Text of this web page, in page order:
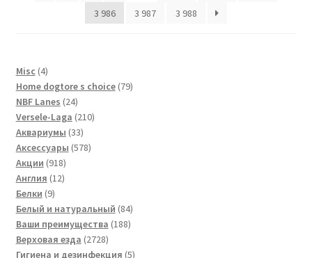
3 986
3 987 3 988
Misc 44
товара
Home dogtore s choice 7979
NBF Lanes 2424
товара
Versele-Laga 210210
Аквариумы 3333
товара
Аксессуары 578578
Акции 918918
товаров
Англия 1212
Белки 99
товаров
Белый и натуральный 8484
товара
Ваши преимущества 188188
Верховая езда 27282728
товаров
Гигиена и дезинфекция 55